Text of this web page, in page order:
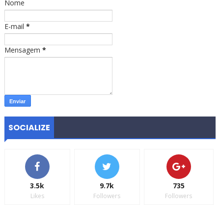
Nome
E-mail *
Mensagem *
SOCIALIZE
3.5k
Likes
9.7k
Followers
735
Followers